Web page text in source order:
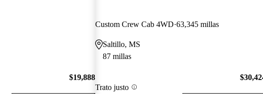
$19,888
Custom Crew Cab 4WD 63,345 millas
Saltillo, MS
87 millas
Trato justo